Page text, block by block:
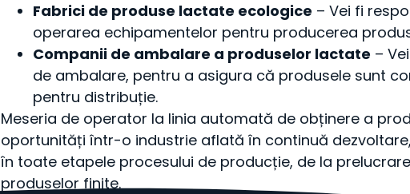
Fabrici de produse lactate ecologice – Vei fi
operarea echipamentelor pentru producerea
Companii de ambalare a produselor lactate –
de ambalare, pentru a asigura că produsele sunt
pentru distribuție.
Meseria de operator la linia automată de obținere a
oportunități într-o industrie aflată în continuă
în toate etapele procesului de producție, de la
produselor finite.